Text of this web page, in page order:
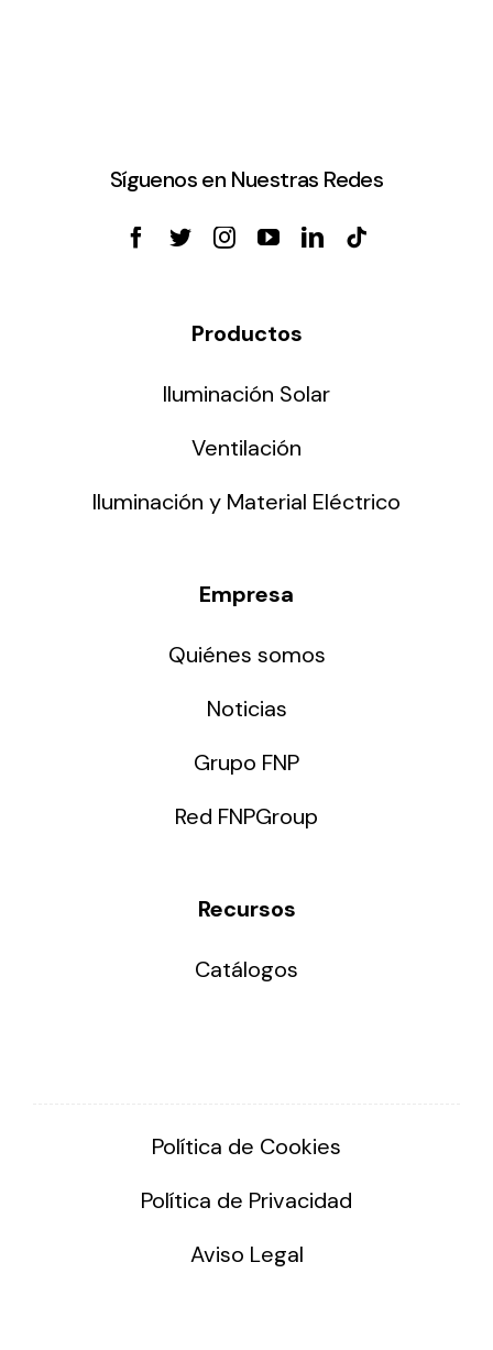
Síguenos en Nuestras Redes
Productos
Iluminación Solar
Ventilación
Iluminación y Material Eléctrico
Empresa
Quiénes somos
Noticias
Grupo FNP
Red FNPGroup
Recursos
Catálogos
Política de Cookies
Política de Privacidad
Aviso Legal